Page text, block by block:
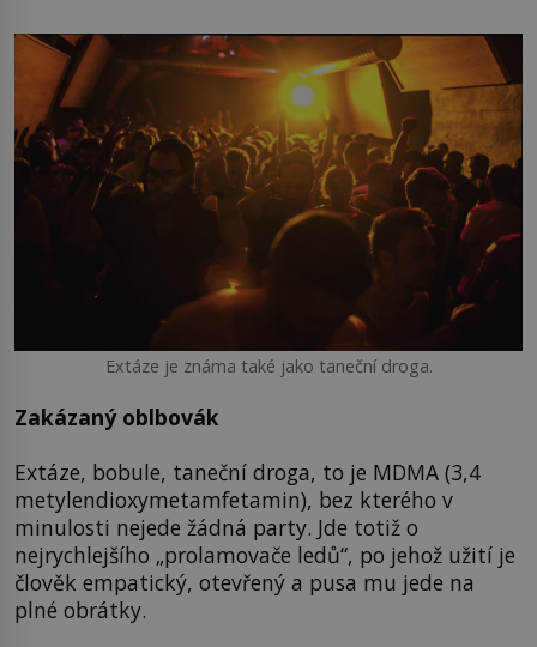
Extáze je známa také jako taneční droga.
Zakázaný oblbovák
Extáze, bobule, taneční droga, to je MDMA (3,4
metylendioxymetamfetamin), bez kterého v
minulosti nejede žádná party. Jde totiž o
nejrychlejšího „prolamovače ledů“, po jehož užití je
člověk empatický, otevřený a pusa mu jede na
plné obrátky.